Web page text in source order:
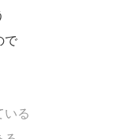
で
いる